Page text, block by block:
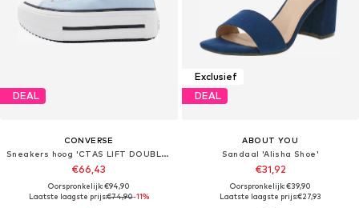
DEAL
CONVERSE
Sneakers hoog 'CTAS LIFT DOUBLE STACK'
€66,43
Oorspronkelijk: €94,90
Laatste laagste prijs:€74,90-11%
Exclusief
DEAL
ABOUT YOU
Sandaal 'Alisha Shoe'
€31,92
Oorspronkelijk: €39,90
Laatste laagste prijs:€27,93